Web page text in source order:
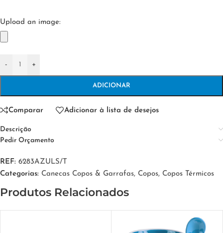
Upload an image:
- +
ADICIONAR
Comparar Adicionar à lista de desejos
Descrição
Pedir Orçamento
REF: 6283AZULS/T
Categorias: Canecas Copos & Garrafas, Copos, Copos Térmicos
Produtos Relacionados